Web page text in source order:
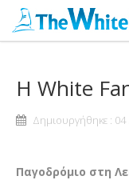
Η White
Δημιουργήθηκε : 04
Παγοδρόμιο στη